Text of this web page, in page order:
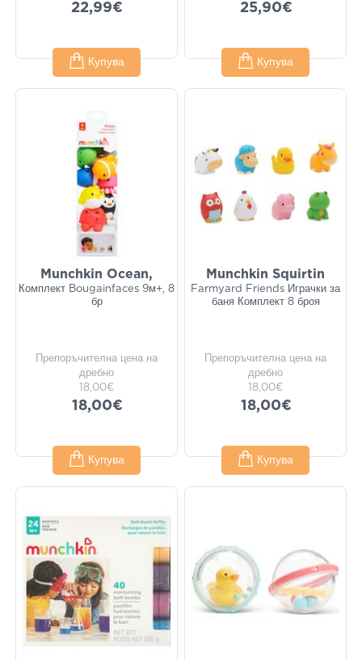
22,99€
Купува
25,90€
Купува
Munchkin Ocean,
Комплект Bougainfaces 9м+, 8
бр
Препоръчителна цена на
дребно
18,00€
18,00€
Купува
Munchkin Squirtin
Farmyard Friends Играчки за
баня Комплект 8 броя
Препоръчителна цена на
дребно
18,00€
18,00€
Купува